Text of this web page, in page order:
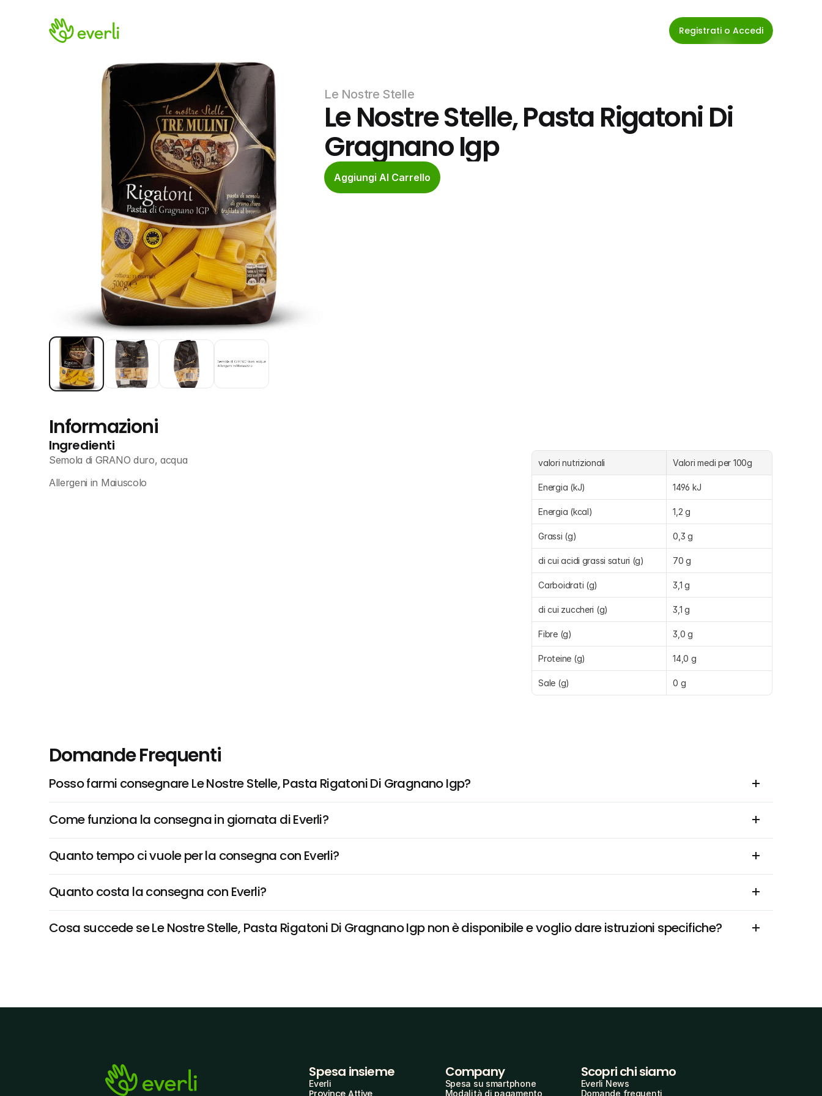
Registrati o Accedi
Le Nostre Stelle
Le Nostre Stelle, Pasta Rigatoni Di
Gragnano Igp
Aggiungi Al Carrello
Informazioni
Ingredienti
Semola di GRANO duro, acqua
Allergeni in Maiuscolo
valori nutrizionali Valori medi per 100g
Energia (kJ) 1496 kJ
Energia (kcal) 1,2 g
Grassi (g) 0,3 g
di cui acidi grassi saturi (g) 70 g
Carboidrati (g) 3,1 g
di cui zuccheri (g) 3,1 g
Fibre (g) 3,0 g
Proteine (g) 14,0 g
Sale (g) 0 g
Domande Frequenti
Posso farmi consegnare Le Nostre Stelle, Pasta Rigatoni Di Gragnano Igp?
Come funziona la consegna in giornata di Everli?
Quanto tempo ci vuole per la consegna con Everli?
Quanto costa la consegna con Everli?
Cosa succede se Le Nostre Stelle, Pasta Rigatoni Di Gragnano Igp non è disponibile e voglio dare istruzioni specifiche?
Spesa insieme
Everli
Province Attive
Company
Spesa su smartphone
Modalità di pagamento
Scopri chi siamo
Everli News
Domande frequenti